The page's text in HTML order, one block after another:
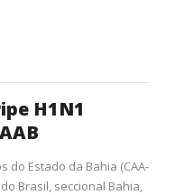
H1N1
do Estado da Bahia (CAA-
Brasil, seccional Bahia,